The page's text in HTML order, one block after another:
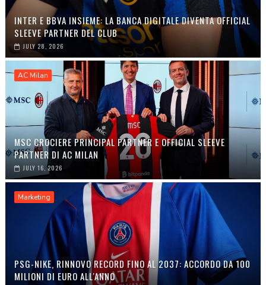
INTER E BBVA INSIEME: LA BANCA DIGITALE DIVENTA OFFICIAL
SLEEVE PARTNER DEL CLUB
JULY 28, 2026
AC Milan
MSC CROCIERE PRINCIPAL PARTNER E OFFICIAL SLEEVE
PARTNER DI AC MILAN
JULY 16, 2026
Marketing
PSG-NIKE, RINNOVO RECORD FINO AL 2037: ACCORDO DA 100
MILIONI DI EURO ALL'ANNO